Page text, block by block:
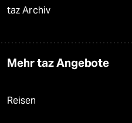
taz Archiv
Mehr taz Angebote
Reisen